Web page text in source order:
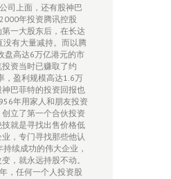
司上面，还有股神巴
年投资腾讯控股
一大股东后，在长达
没有大量减持。而以腾
盘高达6万亿港元的市
资当时已赚取了约
，盈利规模高达1.6万
巴菲特的投资回报也
年用家人和朋友投资
立了第一个合伙投资
就是寻找出售价格低
，专门寻找那些他认
续成功的伟大企业，
，就永远持股不动。
，任何一个人投资股